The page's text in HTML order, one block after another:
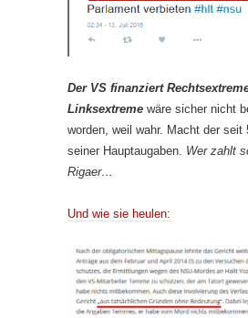
Der VS finanziert
Linksextreme wäre sicher nicht
worden, weil wahr. Macht der seit
seiner Hauptaugaben. Wer zahlt
Rigaer…
Und wie sie heulen: